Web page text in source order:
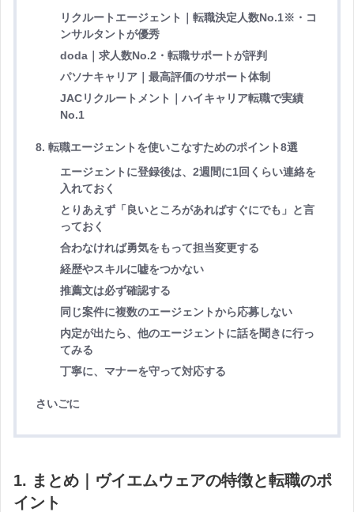
リクルートエージェント｜転職決定人数No.1※・コ
ンサルタントが優秀
doda｜求人数No.2・転職サポートが評判
パソナキャリア｜最高評価のサポート体制
JACリクルートメント｜ハイキャリア転職で実績
No.1
8. 転職エージェントを使いこなすためのポイント8選
エージェントに登録後は、2週間に1回くらい連絡を
入れておく
とりあえず「良いところがあればすぐにでも」と言
っておく
合わなければ勇気をもって担当変更する
経歴やスキルに嘘をつかない
推薦文は必ず確認する
同じ案件に複数のエージェントから応募しない
内定が出たら、他のエージェントに話を聞きに行っ
てみる
丁寧に、マナーを守って対応する
さいごに
1. まとめ｜ヴイエムウェアの特徴と転職のポ
イント